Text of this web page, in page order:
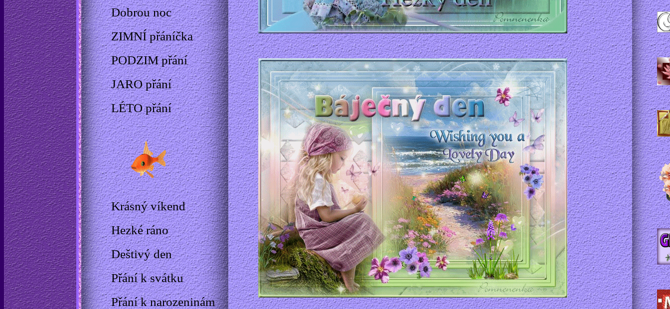
Dobrou noc
ZIMNÍ přáníčka
PODZIM přání
JARO přání
LÉTO přání
Krásný víkend
Hezké ráno
Deštivý den
Přání k svátku
Přání k narozeninám